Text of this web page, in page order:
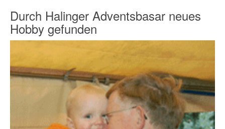
Durch Halinger Adventsbasar neues
Hobby gefunden